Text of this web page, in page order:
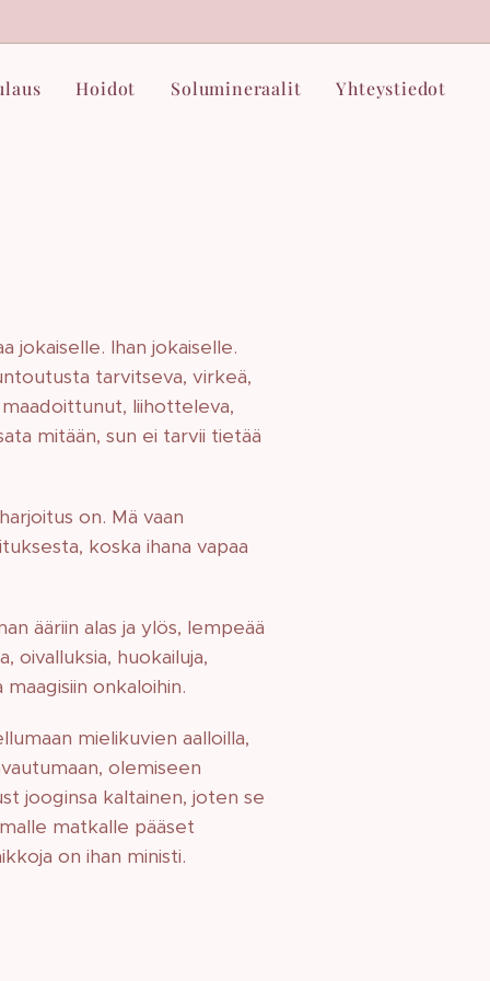
Hoidot Solumineraalit Yhteystiedot
jokaiselle. Ihan jokaiselle.
tarvitseva, virkeä,
maadoittunut, liihotteleva,
mitään, sun ei tarvii tietää
on. Mä vaan
koska ihana vapaa
ääriin alas ja ylös, lempeää
oivalluksia, huokailuja,
onkaloihin.
mielikuvien aalloilla,
olemiseen
jooginsa kaltainen, joten se
matkalle pääset
on ihan ministi.